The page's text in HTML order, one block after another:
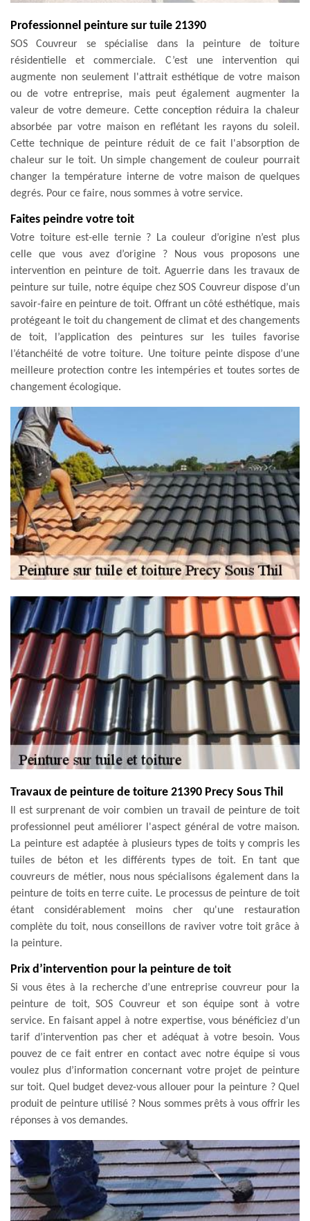
Professionnel peinture sur tuile 21390
SOS Couvreur se spécialise dans la peinture de toiture
résidentielle et commerciale. C’est une intervention qui
augmente non seulement l'attrait esthétique de votre maison
ou de votre entreprise, mais peut également augmenter la
valeur de votre demeure. Cette conception réduira la chaleur
absorbée par votre maison en reflétant les rayons du soleil.
Cette technique de peinture réduit de ce fait l'absorption de
chaleur sur le toit. Un simple changement de couleur pourrait
changer la température interne de votre maison de quelques
degrés. Pour ce faire, nous sommes à votre service.
Faites peindre votre toit
Votre toiture est-elle ternie ? La couleur d’origine n’est plus
celle que vous avez d’origine ? Nous vous proposons une
intervention en peinture de toit. Aguerrie dans les travaux de
peinture sur tuile, notre équipe chez SOS Couvreur dispose d’un
savoir-faire en peinture de toit. Offrant un côté esthétique, mais
protégeant le toit du changement de climat et des changements
de toit, l’application des peintures sur les tuiles favorise
l’étanchéité de votre toiture. Une toiture peinte dispose d’une
meilleure protection contre les intempéries et toutes sortes de
changement écologique.
Travaux de peinture de toiture 21390 Precy Sous Thil
Il est surprenant de voir combien un travail de peinture de toit
professionnel peut améliorer l'aspect général de votre maison.
La peinture est adaptée à plusieurs types de toits y compris les
tuiles de béton et les différents types de toit. En tant que
couvreurs de métier, nous nous spécialisons également dans la
peinture de toits en terre cuite. Le processus de peinture de toit
étant considérablement moins cher qu'une restauration
complète du toit, nous conseillons de raviver votre toit grâce à
la peinture.
Prix d’intervention pour la peinture de toit
Si vous êtes à la recherche d’une entreprise couvreur pour la
peinture de toit, SOS Couvreur et son équipe sont à votre
service. En faisant appel à notre expertise, vous bénéficiez d’un
tarif d’intervention pas cher et adéquat à votre besoin. Vous
pouvez de ce fait entrer en contact avec notre équipe si vous
voulez plus d’information concernant votre projet de peinture
sur toit. Quel budget devez-vous allouer pour la peinture ? Quel
produit de peinture utilisé ? Nous sommes prêts à vous offrir les
réponses à vos demandes.